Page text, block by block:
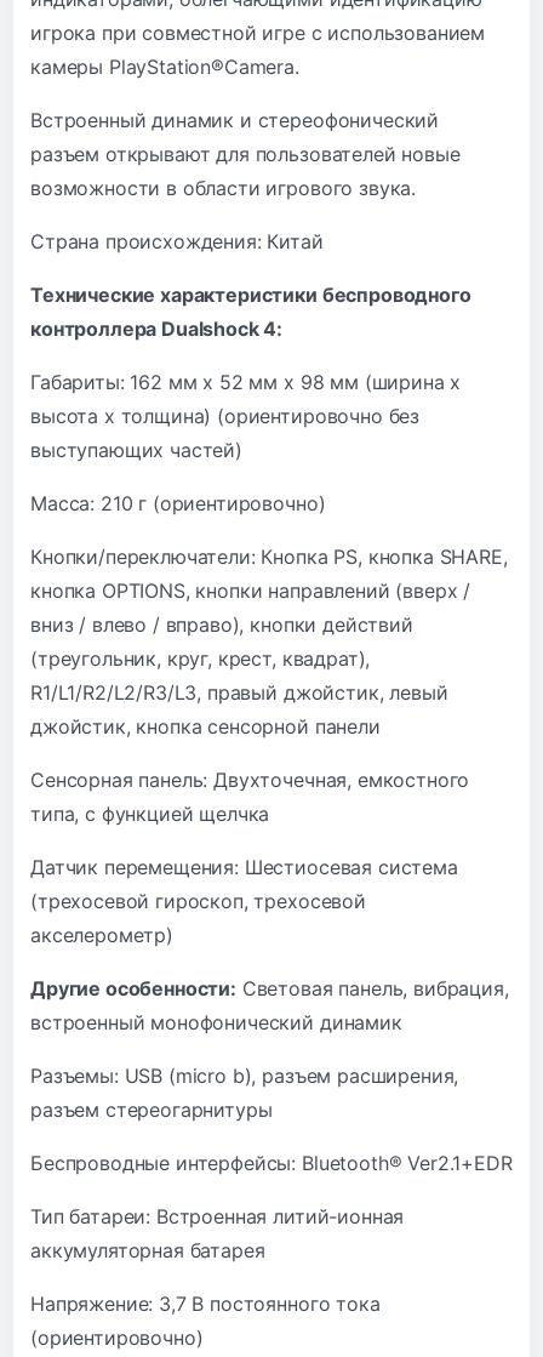
игрока при совместной игре с использованием
камеры PlayStation®Camera.
Встроенный динамик и стереофонический
разъем открывают для пользователей новые
возможности в области игрового звука.
Страна происхождения: Китай
Технические характеристики беспроводного
контроллера Dualshock 4:
Габариты: 162 мм x 52 мм x 98 мм (ширина x
высота x толщина) (ориентировочно без
выступающих частей)
Масса: 210 г (ориентировочно)
Кнопки/переключатели: Кнопка PS, кнопка SHARE,
кнопка OPTIONS, кнопки направлений (вверх /
вниз / влево / вправо), кнопки действий
(треугольник, круг, крест, квадрат),
R1/L1/R2/L2/R3/L3, правый джойстик, левый
джойстик, кнопка сенсорной панели
Сенсорная панель: Двухточечная, емкостного
типа, с функцией щелчка
Датчик перемещения: Шестиосевая система
(трехосевой гироскоп, трехосевой
акселерометр)
Другие особенности: Световая панель, вибрация,
встроенный монофонический динамик
Разъемы: USB (micro b), разъем расширения,
разъем стереогарнитуры
Беспроводные интерфейсы: Bluetooth® Ver2.1+EDR
Тип батареи: Встроенная литий-ионная
аккумуляторная батарея
Напряжение: 3,7 В постоянного тока
(ориентировочно)